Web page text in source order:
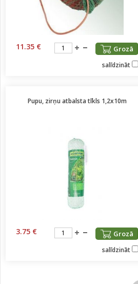
11.35 € Grozā
salīdzināt
Pupu, zirņu atbalsta tīkls 1,2x10m
3.75 € Grozā
salīdzināt